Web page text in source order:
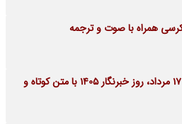
همراه با صوت و ترجمه
پیام زیبای تبریک 17 مرداد، روز خبرنگار 1405 با متن کوتاه و